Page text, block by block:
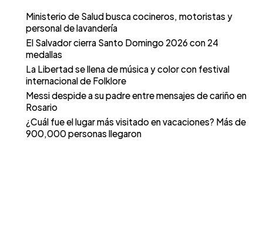
Ministerio de Salud busca cocineros, motoristas y
personal de lavandería
El Salvador cierra Santo Domingo 2026 con 24
medallas
La Libertad se llena de música y color con festival
internacional de Folklore
Messi despide a su padre entre mensajes de cariño en
Rosario
¿Cuál fue el lugar más visitado en vacaciones? Más de
900,000 personas llegaron